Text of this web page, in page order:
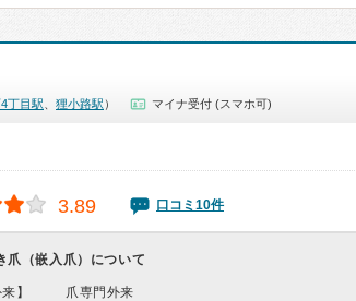
丁目駅 狸小路駅 ） マイナ受付 (スマホ可)
3.89 口コミ10件
爪（嵌入爪）について
】
爪専門外来